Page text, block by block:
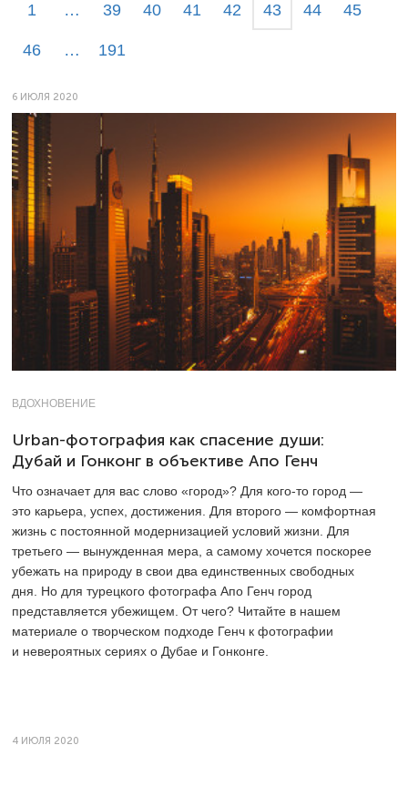
1 … 39 40 41 42 43 44 45
46 … 191
6 ИЮЛЯ 2020
ВДОХНОВЕНИЕ
Urban-фотография как спасение души:
Дубай и Гонконг в объективе Апо Генч
Что означает для вас слово «город»? Для кого-то город —
это карьера, успех, достижения. Для второго — комфортная
жизнь с постоянной модернизацией условий жизни. Для
третьего — вынужденная мера, а самому хочется поскорее
убежать на природу в свои два единственных свободных
дня. Но для турецкого фотографа Апо Генч город
представляется убежищем. От чего? Читайте в нашем
материале о творческом подходе Генч к фотографии
и невероятных сериях о Дубае и Гонконге.
4 ИЮЛЯ 2020